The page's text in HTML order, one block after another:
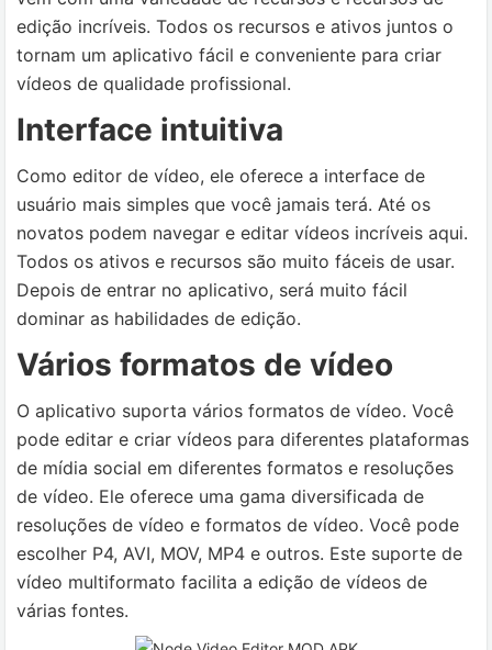
edição incríveis. Todos os recursos e ativos juntos o
tornam um aplicativo fácil e conveniente para criar
vídeos de qualidade profissional.
Interface intuitiva
Como editor de vídeo, ele oferece a interface de
usuário mais simples que você jamais terá. Até os
novatos podem navegar e editar vídeos incríveis aqui.
Todos os ativos e recursos são muito fáceis de usar.
Depois de entrar no aplicativo, será muito fácil
dominar as habilidades de edição.
Vários formatos de vídeo
O aplicativo suporta vários formatos de vídeo. Você
pode editar e criar vídeos para diferentes plataformas
de mídia social em diferentes formatos e resoluções
de vídeo. Ele oferece uma gama diversificada de
resoluções de vídeo e formatos de vídeo. Você pode
escolher P4, AVI, MOV, MP4 e outros. Este suporte de
vídeo multiformato facilita a edição de vídeos de
várias fontes.